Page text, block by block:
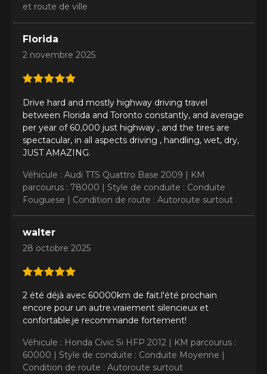
et route de ville
Florida
2 novembre 2025
Drive hard and mostly highway driving travel
between Florida and Toronto constantly, and average
per year of 60,000 just highway , and the tires are
spectacular, in all aspects driving , handling, wet, dry,
JUST AMAZING.
Véhicule : Audi TTS Quattro Base 2009 | KM
parcourus : 78000 | Style de conduite : Conduite
Fouguese | Condition de route : Autoroute surtout
walter
28 octobre 2025
2 été déjà avec 60000km de fait.l'été prochain
encore pour un autre.vraiement silencieux et
confortable.je recommande fortement!
Véhicule : Honda Civic Si HFP 2012 |
KM parcourus :
60000 | Style de conduite : Conduite Moyenne |
Condition de route : Autoroute surtout